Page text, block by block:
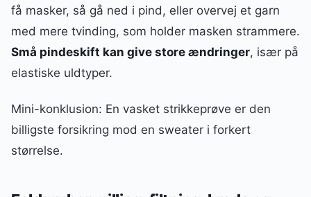
få masker, så gå ned i pind, eller overvej et garn
med mere tvinding, som holder masken strammere.
Små pindeskift kan give store ændringer, især på
elastiske uldtyper.
Mini-konklusion: En vasket strikkeprøve er den
billigste forsikring mod en sweater i forkert
størrelse.